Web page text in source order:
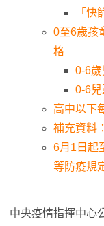
「
0至6歲孩
格
0-6歲
0-6兒
高中以下
補充資料
6月1日起
等防疫規
中央疫情指揮中心